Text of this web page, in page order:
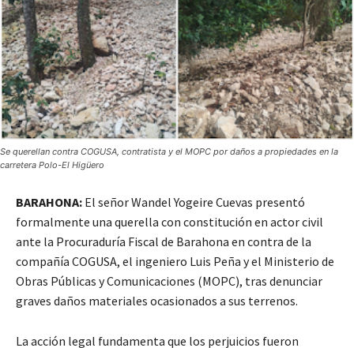
Se querellan contra COGUSA, contratista y el MOPC por daños a propiedades en la
carretera Polo-El Higüero
BARAHONA: El señor Wandel Yogeire Cuevas presentó
formalmente una querella con constitución en actor civil
ante la Procuraduría Fiscal de Barahona en contra de la
compañía COGUSA, el ingeniero Luis Peña y el Ministerio de
Obras Públicas y Comunicaciones (MOPC), tras denunciar
graves daños materiales ocasionados a sus terrenos.
La acción legal fundamenta que los perjuicios fueron